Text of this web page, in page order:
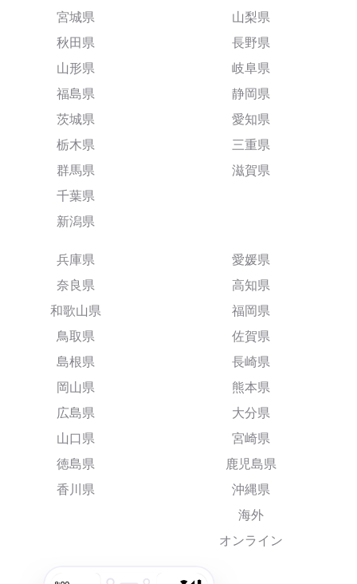
宮城県
秋田県
山形県
福島県
茨城県
栃木県
群馬県
千葉県
新潟県
山梨県
長野県
岐阜県
静岡県
愛知県
三重県
滋賀県
兵庫県
奈良県
和歌山県
鳥取県
島根県
岡山県
広島県
山口県
徳島県
香川県
愛媛県
高知県
福岡県
佐賀県
長崎県
熊本県
大分県
宮崎県
鹿児島県
沖縄県
海外
オンライン